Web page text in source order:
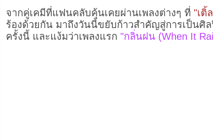
จากคู่เคมีที่แฟนคลับคุ้นเคยผ่านเพลงต่างๆ ที่ "เติ้
ร้องด้วยกัน มาถึงวันนี้ขยับก้าวสำคัญสู่การเป็นศิ
ครั้งนี้ และแง้มว่าเพลงแรก "กลิ่นฝน (When It